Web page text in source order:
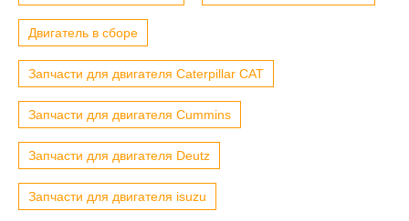
Двигатель в сборе
Запчасти для двигателя Caterpillar CAT
Запчасти для двигателя Cummins
Запчасти для двигателя Deutz
Запчасти для двигателя isuzu